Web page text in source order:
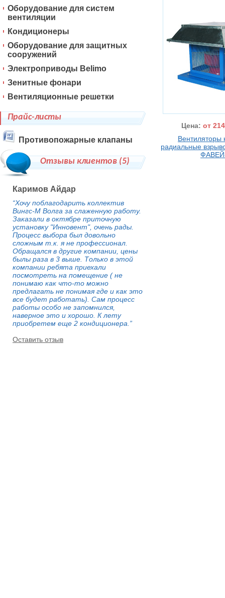
Цена: от
радиальные
Оборудование для систем
вентиляции
Кондиционеры
Оборудование для защитных
сооружений
Электроприводы Belimo
Зенитные фонари
Вентиляционные решетки
Прайс-листы
Противопожарные клапаны
Отзывы клиентов (5)
Каримов Айдар
“Хочу поблагодарить коллектив
Вингс-М Волга за слаженную работу.
Заказали в октябре приточную
установку "Инновент", очень рады.
Процесс выбора был довольно
сложным т.к. я не профессионал.
Обращался в другие компании, цены
былы раза в 3 выше. Только в этой
компании ребята приехали
посмотреть на помещение ( не
понимаю как что-то можно
предлагать не понимая где и как это
все будет работать). Сам процесс
работы особо не запомнился,
наверное это и хорошо. К лету
приобретем еще 2 кондиционера.”
Оставить отзыв